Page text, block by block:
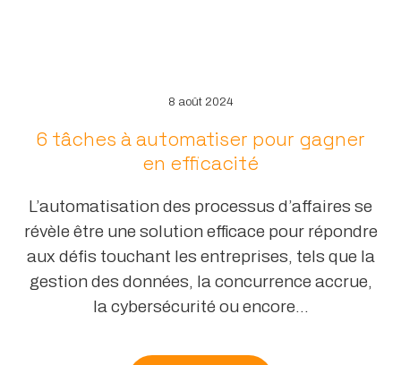
8 août 2024
6 tâches à automatiser pour gagner
en efficacité
L’automatisation des processus d’affaires se
révèle être une solution efficace pour répondre
aux défis touchant les entreprises, tels que la
gestion des données, la concurrence accrue,
la cybersécurité ou encore...